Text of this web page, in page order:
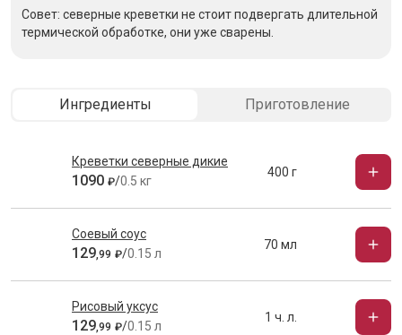
Совет: северные креветки не стоит подвергать длительной
термической обработке, они уже сварены.
Ингредиенты Приготовление
Креветки северные дикие
1090 ₽/0.5 кг
400 г
Соевый соус
129,99 ₽/0.15 л
70 мл
Рисовый уксус
129,99 ₽/0.15 л
1 ч. л.